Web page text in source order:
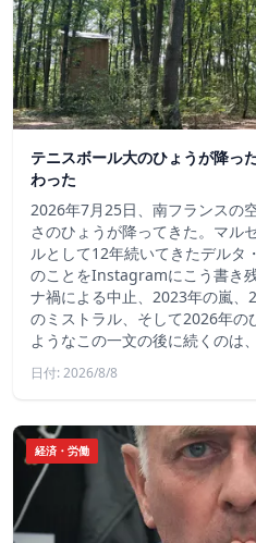
テニスボール大のひょうが降っ
わった
2026年7月25日、南フランスの
さのひょうが降ってきた。マル
ルとして12年続いてきたデルタ
のことをInstagramにこう書き
ナ禍による中止、2023年の嵐
のミストラル、そして2026年の
ようなこの一文の後に続くのは
日付: 2026/8/8
経済・労働